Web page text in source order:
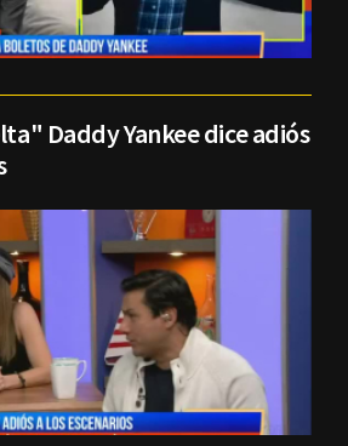
Daddy Yankee dice adiós